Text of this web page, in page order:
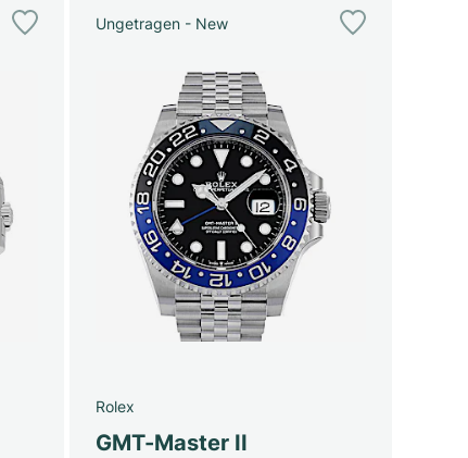
Ungetragen - New
Rolex
GMT-Master II